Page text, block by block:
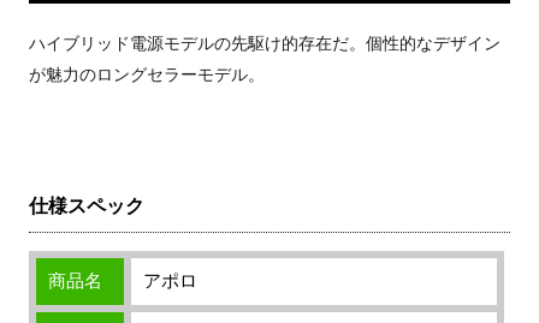
ハイブリッド電源モデルの先駆け的存在だ。個性的なデザイン
が魅力のロングセラーモデル。
仕様スペック
商品名 アポロ